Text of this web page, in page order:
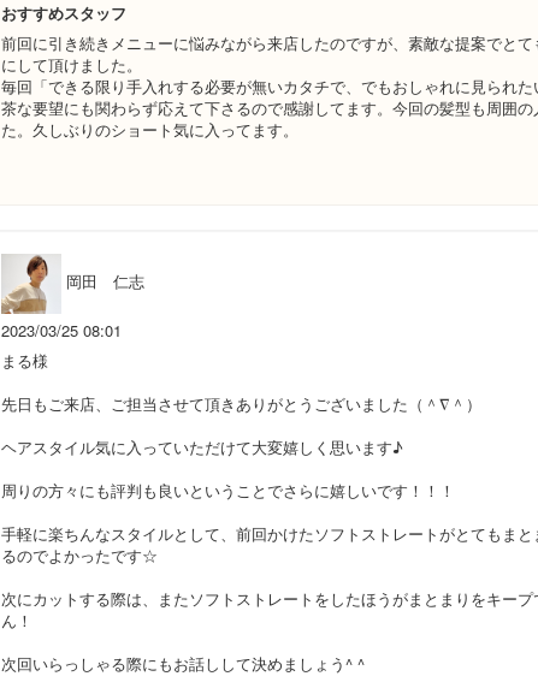
おすすめスタッフ
前回に引き続きメニューに悩みながら来店したのですが、素敵な提案でと
にして頂けました。
毎回「できる限り手入れする必要が無いカタチで、でもおしゃれに見られ
茶な要望にも関わらず応えて下さるので感謝してます。今回の髪型も周囲の
た。久しぶりのショート気に入ってます。
岡田 仁志
2023/03/25 08:01
まる様
先日もご来店、ご担当させて頂きありがとうございました（＾∇＾）
ヘアスタイル気に入っていただけて大変嬉しく思います♪
周りの方々にも評判も良いということでさらに嬉しいです！！！
手軽に楽ちんなスタイルとして、前回かけたソフトストレートがとてもま
るのでよかったです☆
次にカットする際は、またソフトストレートをしたほうがまとまりをキー
ん！
次回いらっしゃる際にもお話しして決めましょう^ ^